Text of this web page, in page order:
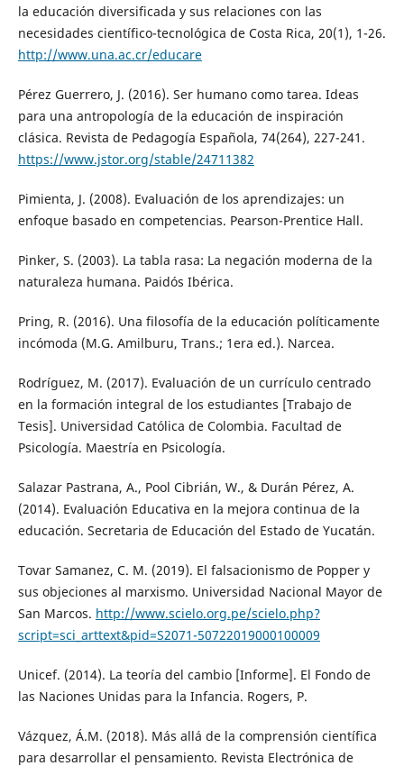
la educación diversificada y sus relaciones con las
necesidades científico-tecnológica de Costa Rica, 20(1), 1-26.
http://www.una.ac.cr/educare
Pérez Guerrero, J. (2016). Ser humano como tarea. Ideas
para una antropología de la educación de inspiración
clásica. Revista de Pedagogía Española, 74(264), 227-241.
https://www.jstor.org/stable/24711382
Pimienta, J. (2008). Evaluación de los aprendizajes: un
enfoque basado en competencias. Pearson-Prentice Hall.
Pinker, S. (2003). La tabla rasa: La negación moderna de la
naturaleza humana. Paidós Ibérica.
Pring, R. (2016). Una filosofía de la educación políticamente
incómoda (M.G. Amilburu, Trans.; 1era ed.). Narcea.
Rodríguez, M. (2017). Evaluación de un currículo centrado
en la formación integral de los estudiantes [Trabajo de
Tesis]. Universidad Católica de Colombia. Facultad de
Psicología. Maestría en Psicología.
Salazar Pastrana, A., Pool Cibrián, W., & Durán Pérez, A.
(2014). Evaluación Educativa en la mejora continua de la
educación. Secretaria de Educación del Estado de Yucatán.
Tovar Samanez, C. M. (2019). El falsacionismo de Popper y
sus objeciones al marxismo. Universidad Nacional Mayor de
San Marcos. http://www.scielo.org.pe/scielo.php?
script=sci_arttext&pid=S2071-50722019000100009
Unicef. (2014). La teoría del cambio [Informe]. El Fondo de
las Naciones Unidas para la Infancia. Rogers, P.
Vázquez, Á.M. (2018). Más allá de la comprensión científica
para desarrollar el pensamiento. Revista Electrónica de